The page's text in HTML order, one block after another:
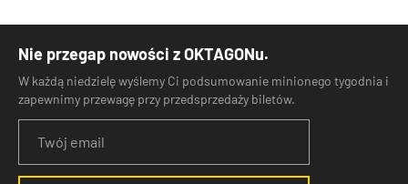
Nie przegap nowości z OKTAGONu.
W każdą niedzielę wyślemy Ci podsumowanie minionego tygodnia i
zapewnimy przewagę przy przedsprzedaży biletów.